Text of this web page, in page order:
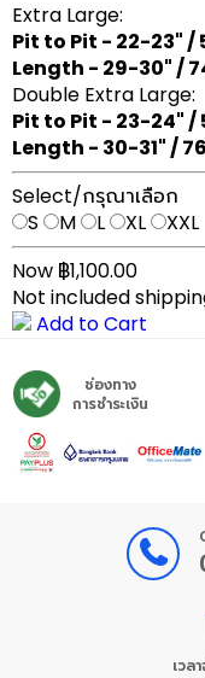
Extra Large:
Pit to Pit - 22-23" /
Length - 29-30" /
Double Extra Large:
Pit to Pit - 23-24" /
Length - 30-31" /
Select/กรุณาเลือก
S
M L XL
XXL
Now ฿1,100.00
Not included
Add to Cart
ช่องทาง
การชำระเงิน
เวล